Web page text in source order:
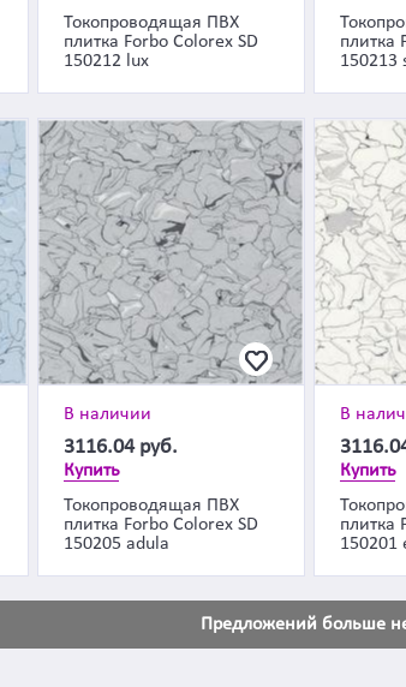
Токопроводящая ПВХ
плитка Forbo Colorex SD
150212 lux
плитка
150213
В наличии
3116.04 руб.
Купить
Токопроводящая ПВХ
плитка Forbo Colorex SD
150205 adula
В
Купить
плитка
150201
Предложений больше